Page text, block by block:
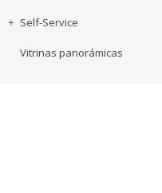
Self-Service
Vitrinas panorámicas